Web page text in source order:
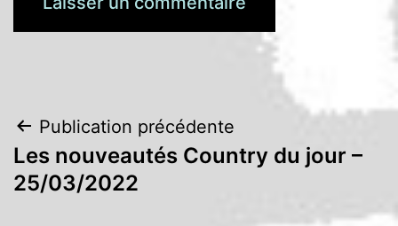
Navigation
de
Publication précédente
Les nouveautés Country du jour –
25/03/2022